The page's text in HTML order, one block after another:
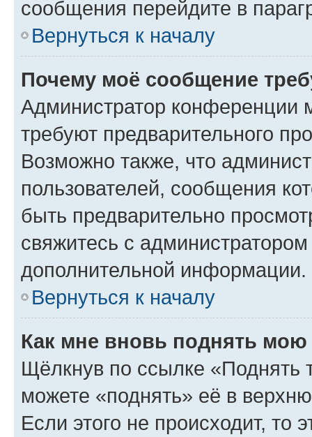
сообщения перейдите в
Вернуться к началу
Почему моё сообщение
Администратор конференции
требуют предварительного
Возможно также, что
пользователей, сообщения
быть предварительно
свяжитесь с
дополнительной информации.
Вернуться к началу
Как мне вновь поднять мою
Щёлкнув по ссылке «Поднять
можете «поднять» её в
Если этого не происходит, то